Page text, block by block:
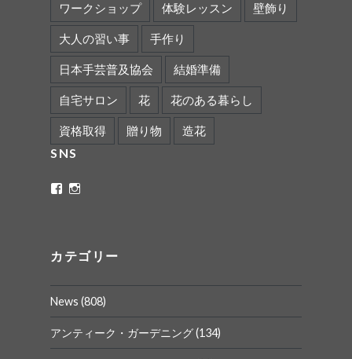
ワークショップ 体験レッスン 壁飾り
大人の習い事 手作り
日本手芸普及協会 結婚準備
自宅サロン 花 花のある暮らし
資格取得 贈り物 造花
SNS
ritaflower.calligraphy
ロ
フ
ー
ル
を
Facebook
で
表
ロ
フ
ー
ル
を
Instagram
で
表
カテゴリー
News (808)
アンティーク・ガーデニング(134)